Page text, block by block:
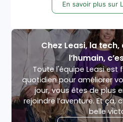
En savoir plus sur
Chez Leasi, la tech,
l’humain,
Toute l'équipe Leasi est
quotidien pour améliorer
jour, vous êtes de plus
rejoindre l’aventure. Et ça,
belle